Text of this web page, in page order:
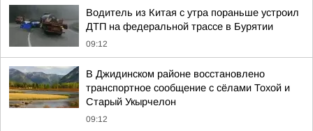
Водитель из Китая с утра пораньше устроил
ДТП на федеральной трассе в Бурятии
09:12
В Джидинском районе восстановлено
транспортное сообщение с сёлами Тохой и
Старый Укырчелон
09:12